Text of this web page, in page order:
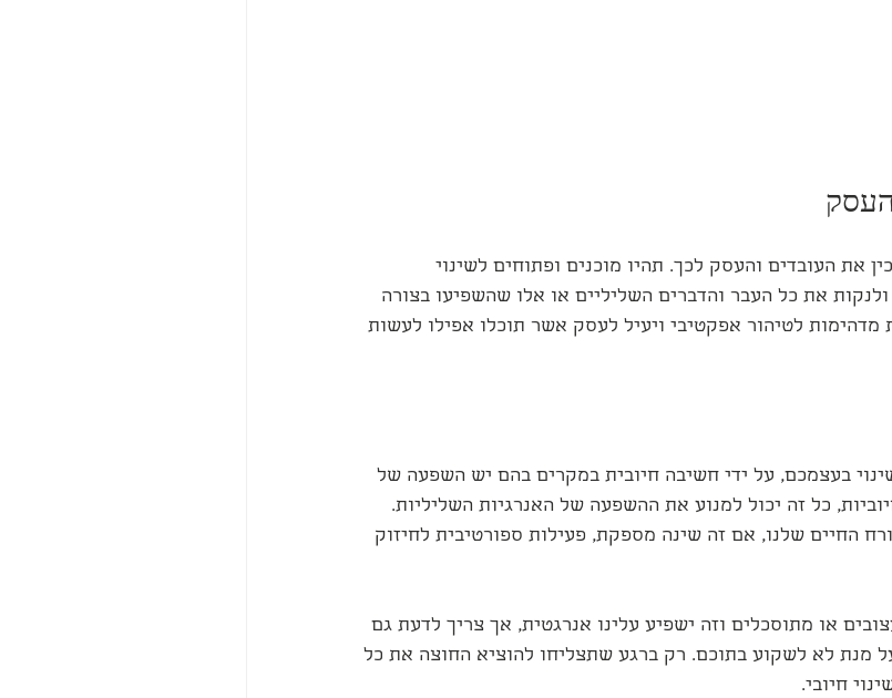
את העובדים והעסק לכך. תהיו מוכנים ופתוחים לשינוי
את כל העבר והדברים השליליים או אלו שהשפיעו בצורה
מדהימות לטיהור אפקטיבי ויעיל לעסק אשר תוכלו אפילו לעשות
בעצמכם, על ידי חשיבה חיובית במקרים בהם יש השפעה של
כל זה יכול למנוע את ההשפעה של האנרגיות השליליות.
החיים שלנו, אם זה שינה מספקת, פעילות ספורטיבית לחיזוק
או מתוסכלים וזה ישפיע עלינו אנרגטית, אך צריך לדעת גם
מנת לא לשקוע בתוכם. רק ברגע שתצליחו להוציא החוצה את כל
חיובי.